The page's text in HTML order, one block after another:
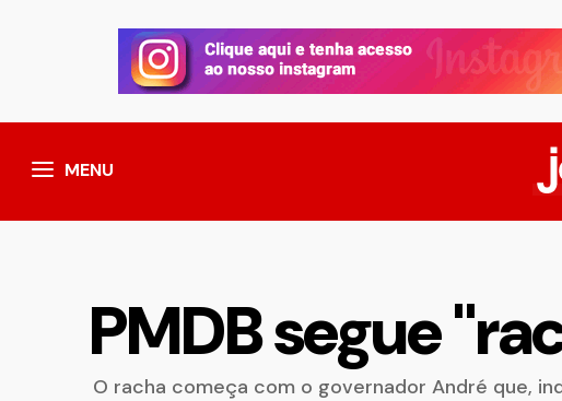
MENU
PMDB segue
O racha começa com o governador André que,